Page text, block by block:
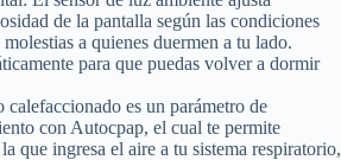
de la pantalla según las condiciones
a quienes duermen a tu lado.
para que puedas volver a dormir
calefaccionado es un parámetro de
con Autocpap, el cual te permite
que ingresa el aire a tu sistema respiratorio,